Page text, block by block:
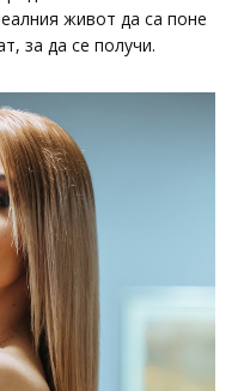
живот да са поне
за да се получи.